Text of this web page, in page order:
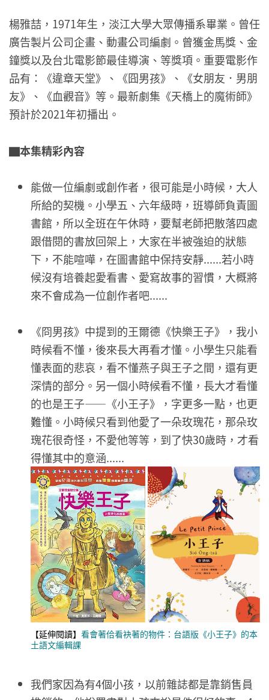
楊雅喆，1971年生，淡江大學大眾傳播系畢業。曾任
廣告製片公司企畫、動畫公司編劇。曾獲金馬獎、金
鐘獎以及台北電影節最佳導演、等獎項。重要電影作
品有：《違章天堂》、《囧男孩》、《女朋友．男朋
友》、《血觀音》等。最新劇集《天橋上的魔術師》
預計於2021年初播出。
▇本集精彩內容​
能做一位編劇或創作者，很可能是小時候，大人
所給的契機。小學五、六年級時，班導師負責圖
書館，所以全班在午休時，要幫老師把散落四處
跟借閱的書放回架上，大家在半被強迫的狀態
下，不能喧嘩，在圖書館中保持安靜......若小時
候沒有培養起愛看書、愛寫故事的習慣，大概將
來不會成為一位創作者吧......
《冏男孩》中提到的王爾德《快樂王子》，我小
時候看不懂，後來長大再看才懂。小學生只能看
懂表面的悲哀，看不懂燕子與王子之間，還有更
深情的部分。另一個小時候看不懂，長大才看懂
的也是王子——《小王子》，字更多一點，也更
難懂。小時候只看到他愛了一朵玫瑰花，那朵玫
瑰花很奇怪，不愛他等等，到了快30歲時，才看
得懂其中的意涵......
【延伸閱讀】 看會著佮看袂著的物件：台語版《小王子》的本
土語文編輯課
我們家因為有4個小孩，以前雜誌都是靠銷售員